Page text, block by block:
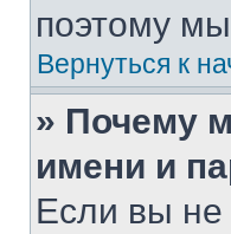
поэтому
Вернуться к
» Почему
имени и
Если вы